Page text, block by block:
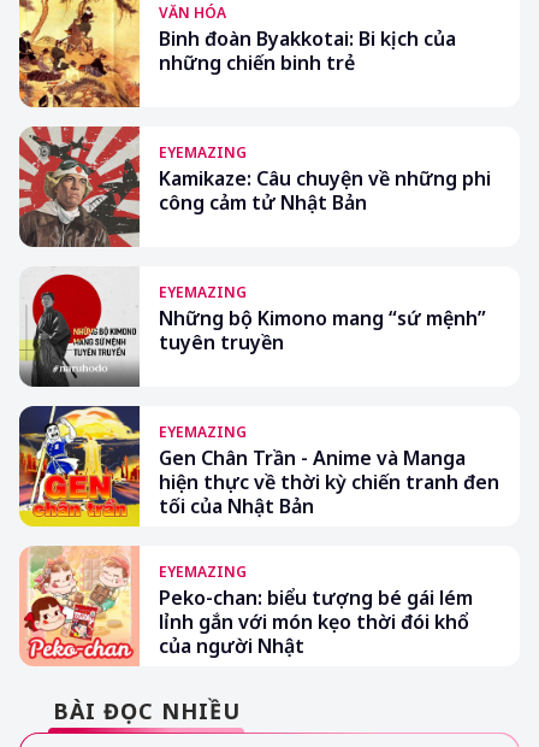
VĂN HÓA
Binh đoàn Byakkotai: Bi kịch của
những chiến binh trẻ
EYEMAZING
Kamikaze: Câu chuyện về những phi
công cảm tử Nhật Bản
EYEMAZING
Những bộ Kimono mang “sứ mệnh”
tuyên truyền
EYEMAZING
Gen Chân Trần - Anime và Manga
hiện thực về thời kỳ chiến tranh đen
tối của Nhật Bản
EYEMAZING
Peko-chan: biểu tượng bé gái lém
lỉnh gắn với món kẹo thời đói khổ
của người Nhật
BÀI ĐỌC NHIỀU